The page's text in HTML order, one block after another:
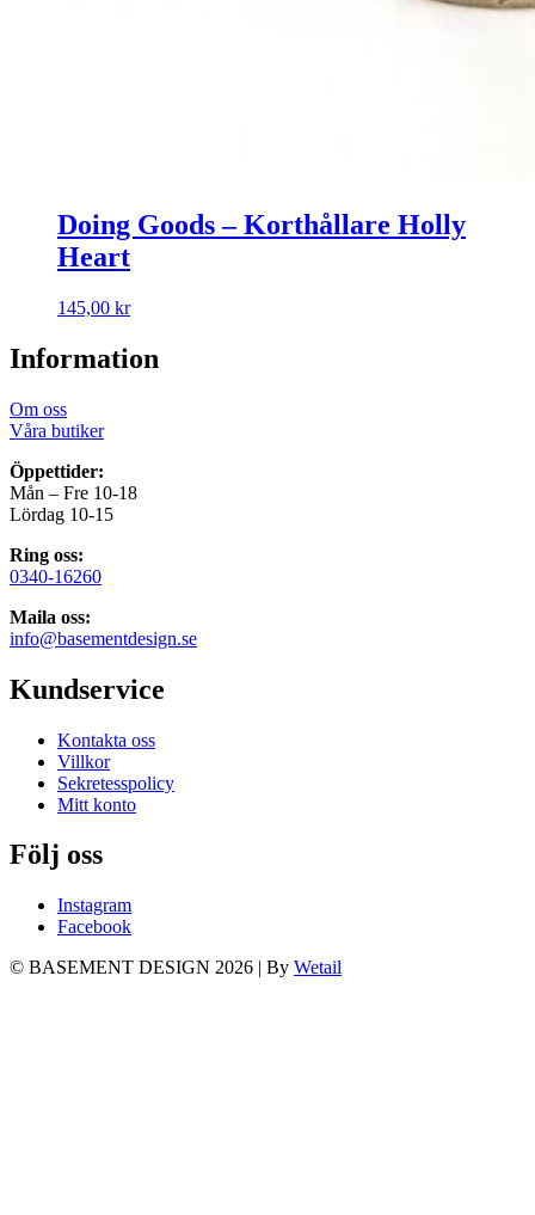
Doing Goods – Korthållare Holly
Heart
145,00 kr
Information
Om oss
Våra butiker
Öppettider:
Mån – Fre 10-18
Lördag 10-15
Ring oss:
0340-16260
Maila oss:
info@basementdesign.se
Kundservice
Kontakta oss
Villkor
Sekretesspolicy
Mitt konto
Följ oss
Instagram
Facebook
© BASEMENT DESIGN 2026 | By Wetail